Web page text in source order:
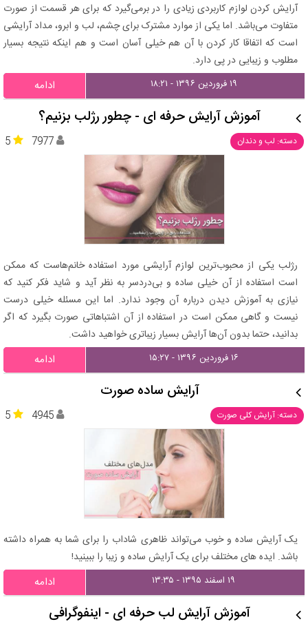
آرایش کردن لوازم کاربردی زیادی را در برمی‌گیرد که برای هر قسمت از صورت
متفاوت می‌باشد. اما یکی از موارد مشترک برای چشم، لب و ابرو، مداد آرایشی
است که اتفاقا کار کردن با آن هم خیلی آسان است و هم اینکه نتیجه بسیار
مطلوب و زیبایی در پی دارد.
۱۹ فروردین ۱۳۹۶ - ۱۸:۲۱ ادامه
آموزش آرایش حرفه ای - چطور رژلب بزنیم؟
دسته: لب و دندان 5 7977
رژلب یکی از محبوب‌ترین لوازم آرایشی مورد استفاده خانم‌هاست که ممکن
است استفاده از آن خیلی ساده و بی‌دردسر به نظر آید و شاید فکر کنید که
نیازی به آموزش دیدن درباره آن وجود ندارد. اما این مسئله خیلی درست
نیست و گاهی ممکن است در استفاده از آن اشتباهاتی صورت بگیرد که اگر
بدانید، حتما بدون آن‌ها آرایش بسیار زیباتری خواهید داشت.
۱۶ فروردین ۱۳۹۶ - ۱۵:۲۷ ادامه
آرایش ساده صورت
دسته: آرایش کلی صورت 5 4945
یک آرایش ساده و خوب می‌تواند ظاهری شاداب را برای شما به همراه داشته
باشد. ایده های مختلف برای یک آرایش ساده و زیبا را ببینید!
۱۹ اسفند ۱۳۹۵ - ۱۳:۳۵ ادامه
آموزش آرایش لب حرفه ای - اینفوگرافی